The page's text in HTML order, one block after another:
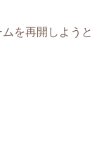
を再開しようと